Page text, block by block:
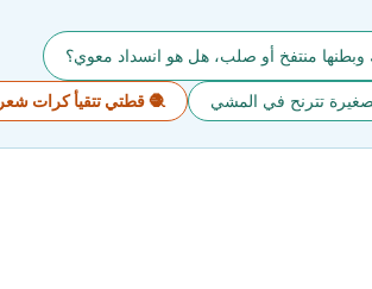
وبطنها منتفخ أو صلب، هل هو انسداد معوي؟
تترنح في المشي 🧶 قطتي تتقيأ كرات شعر